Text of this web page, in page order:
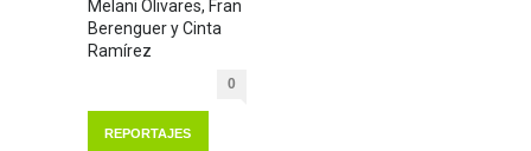
Melani Olivares, Fran
Berenguer y Cinta
Ramírez
0
REPORTAJES